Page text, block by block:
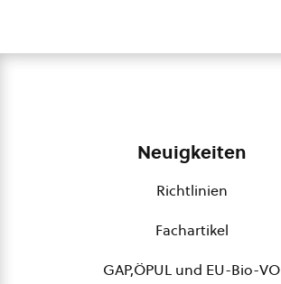
Neuigkeiten
Richtlinien
Fachartikel
GAP,ÖPUL und EU-Bio-VO